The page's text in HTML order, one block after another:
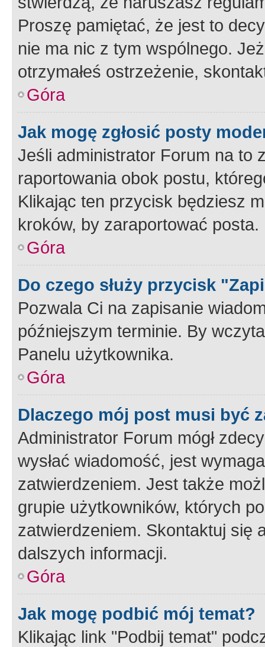
Proszę pamiętać, że jest to
nie ma nic z tym wspólnego.
otrzymałeś ostrzeżenie,
Góra
Jak mogę zgłosić posty
Jeśli administrator Forum na to
raportowania obok postu,
Klikając ten przycisk będziesz
kroków, by zaraportować posta.
Góra
Do czego służy przycisk
Pozwala Ci na zapisanie
późniejszym terminie. By
Panelu użytkownika.
Góra
Dlaczego mój post musi być
Administrator Forum mógł
wysłać wiadomość, jest
zatwierdzeniem. Jest także
grupie użytkowników, których
zatwierdzeniem. Skontaktuj się
dalszych informacji.
Góra
Jak mogę podbić mój temat?
Klikając link "Podbij temat"